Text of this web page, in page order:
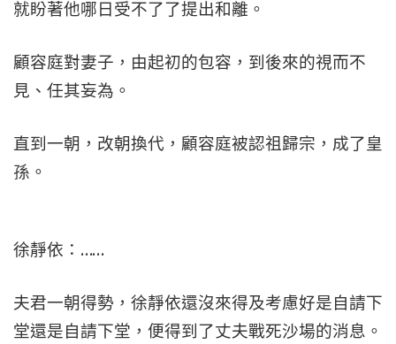
就盼著他哪日受不了了提出和離。
顧容庭對妻子，由起初的包容，到後來的視而不
見、任其妄為。
直到一朝，改朝換代，顧容庭被認祖歸宗，成了皇
孫。
徐靜依：……
夫君一朝得勢，徐靜依還沒來得及考慮好是自請下
堂還是自請下堂，便得到了丈夫戰死沙場的消息。